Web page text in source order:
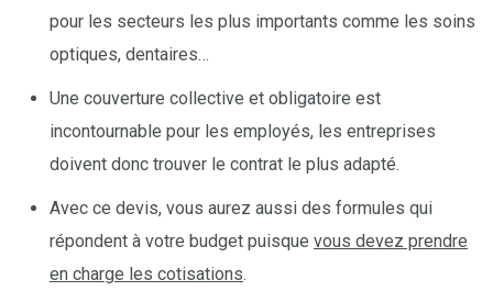
pour les secteurs les plus importants comme les soins
optiques, dentaires…
Une couverture collective et obligatoire est
incontournable pour les employés, les entreprises
doivent donc trouver le contrat le plus adapté.
Avec ce devis, vous aurez aussi des formules qui
répondent à votre budget puisque vous devez prendre
en charge les cotisations.